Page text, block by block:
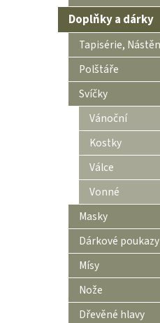
Doplňky a dárky
Tapisérie,
Polštáře
Svíčky
Vánoční
Kostky
Válce
Vonné
Masky
Dárkové poukazy
Mísy
Nože
Dřevěné hlavy